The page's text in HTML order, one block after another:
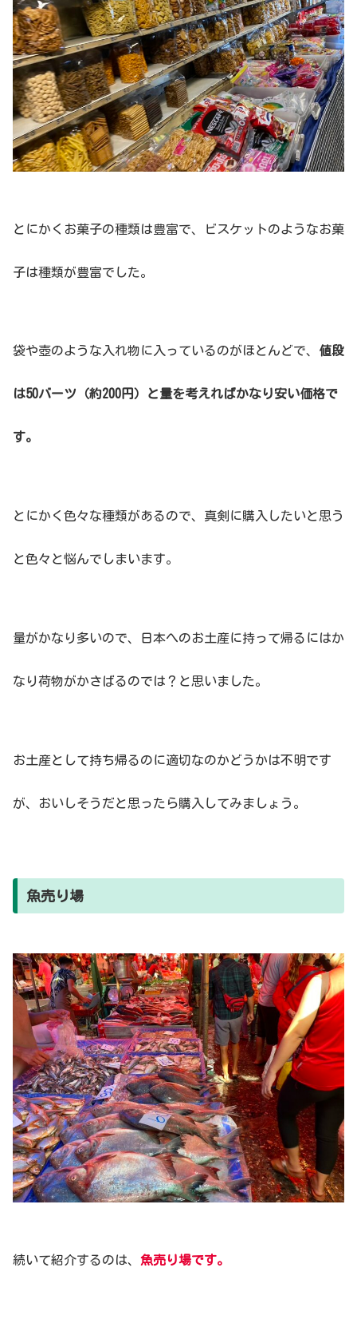
とにかく お菓子の種類は豊富で、ビスケットのようなお菓
子は種類が豊富でした。
袋や壺のような入れ物に入っているのがほとんどで、 値段
は50バーツ（約200円）と量を考えればかなり安い価格で
す。
とにかく色々な種類があるので、真剣に購入したいと思う
と色々と悩んでしまいます。
量がかなり多いので、日本へのお土産に持って帰るにはか
なり荷物がかさばるのでは？と思いました。
お土産として持ち帰るのに適切なのかどうかは不明です
が、おいしそうだと思ったら購入してみましょう。
魚売り場
続いて紹介するのは、 魚売り場です。